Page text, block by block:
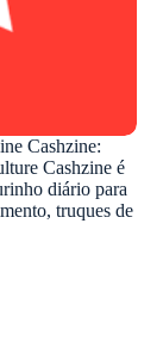
Cashzine:
Cashzine é
diário para
truques de